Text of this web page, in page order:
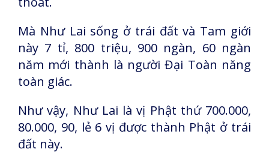
Mà Như Lai sống ở trái đất và Tam giới
này 7 tỉ, 800 triệu, 900 ngàn, 60 ngàn
năm mới thành là người Đại Toàn năng
toàn giác.
Như vậy, Như Lai là vị Phật thứ 700.000,
80.000, 90, lẻ 6 vị được thành Phật ở trái
đất này.